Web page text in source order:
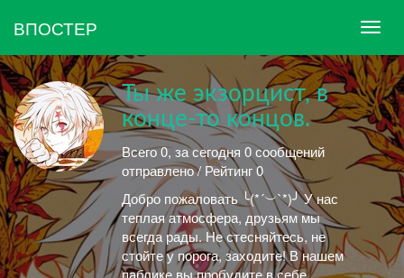
ВПОСТЕР
Ты же экзорцист, в
конце-то концов.
Всего 0, за сегодня 0 сообщений
отправлено / Рейтинг 0
Добро пожаловать ╰(*´︶`*)╯ У нас
теплая атмосфера, друзьям мы
всегда рады. Не стесняйтесь, не
стойте у порога, заходите! В нашем
паблике вы пробудите в себе